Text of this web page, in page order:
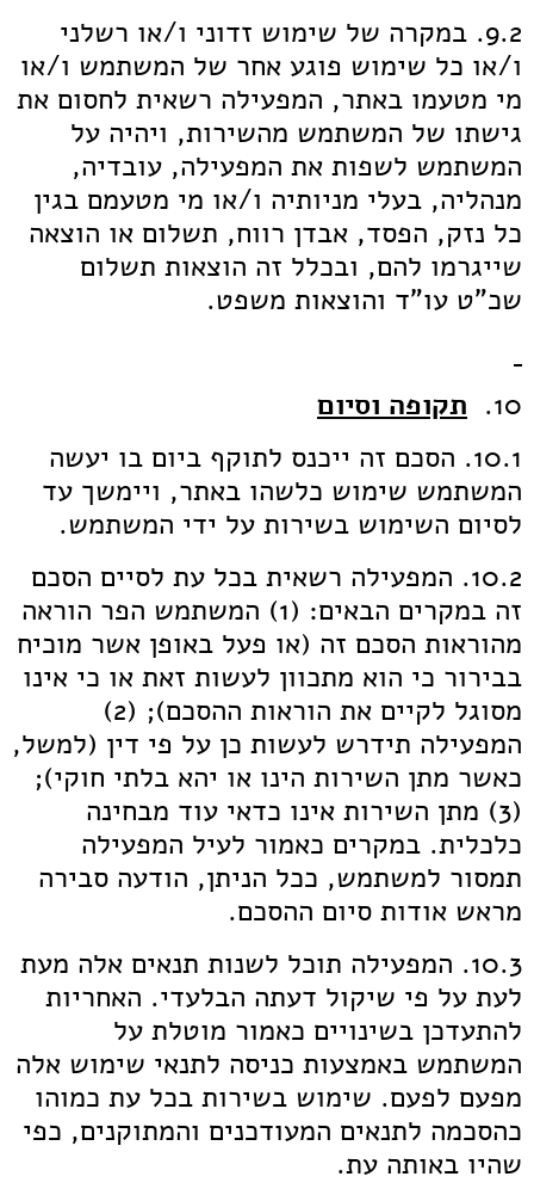
9.2. במקרה של שימוש זדוני ו/או רשלני
ו/או כל שימוש פוגע אחר של המשתמש ו/או
מי מטעמו באתר, המפעילה רשאית לחסום את
גישתו של המשתמש מהשירות, ויהיה על
המשתמש לשפות את המפעילה, עובדיה,
מנהליה, בעלי מניותיה ו/או מי מטעמם בגין
כל נזק, הפסד, אבדן רווח, תשלום או הוצאה
שייגרמו להם, ובכלל זה הוצאות תשלום
שכ"ט עו"ד והוצאות משפט.
10.
תקופה וסיום
10.1. הסכם זה ייכנס לתוקף ביום בו יעשה
המשתמש שימוש כלשהו באתר, ויימשך עד
לסיום השימוש בשירות על ידי המשתמש.
10.2. המפעילה רשאית בכל עת לסיים הסכם
זה במקרים הבאים: (1) המשתמש הפר הוראה
מהוראות הסכם זה (או פעל באופן אשר מוכיח
בבירור כי הוא מתכוון לעשות זאת או כי אינו
מסוגל לקיים את הוראות ההסכם); (2)
המפעילה תידרש לעשות כן על פי דין (למשל,
כאשר מתן השירות הינו או יהא בלתי חוקי);
(3) מתן השירות אינו כדאי עוד מבחינה
כלכלית. במקרים כאמור לעיל המפעילה
תמסור למשתמש, ככל הניתן, הודעה סבירה
מראש אודות סיום ההסכם.
10.3. המפעילה תוכל לשנות תנאים אלה מעת
לעת על פי שיקול דעתה הבלעדי. האחריות
להתעדכן בשינויים כאמור מוטלת על
המשתמש באמצעות כניסה לתנאי שימוש אלה
מפעם לפעם. שימוש בשירות בכל עת כמוהו
כהסכמה לתנאים המעודכנים והמתוקנים, כפי
שהיו באותה עת.